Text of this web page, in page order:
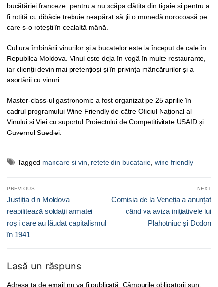
bucătăriei franceze: pentru a nu scăpa clătita din tigaie și pentru a
fi rotită cu dibăcie trebuie neapărat să ții o monedă norocoasă pe
care s-o rotești în cealaltă mână.
Cultura îmbinării vinurilor și a bucatelor este la început de cale în
Republica Moldova. Vinul este deja în vogă în multe restaurante,
iar clienții devin mai pretențioși și în privința mâncărurilor și a
asortării cu vinuri.
Master-class-ul gastronomic a fost organizat pe 25 aprilie în
cadrul programului Wine Friendly de către Oficiul Național al
Vinului și Viei cu suportul Proiectului de Competitivitate USAID și
Guvernul Suediei.
Tagged mancare si vin, retete din bucatarie, wine friendly
Navigare
în
articole
PREVIOUS
Previous
post:
Justiția din Moldova
reabilitează soldații armatei
roșii care au lăudat capitalismul
în 1941
NEXT
Next
post:
Comisia de la Veneția a anunțat
când va aviza inițiativele lui
Plahotniuc și Dodon
Lasă un răspuns
Adresa ta de email nu va fi publicată. Câmpurile obligatorii sunt